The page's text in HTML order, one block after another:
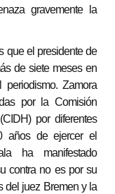
gravemente la
que el presidente de
de siete meses en
periodismo. Zamora
por la Comisión
por diferentes
años de ejercer el
ha manifestado
contra no es por su
del juez Bremen y la